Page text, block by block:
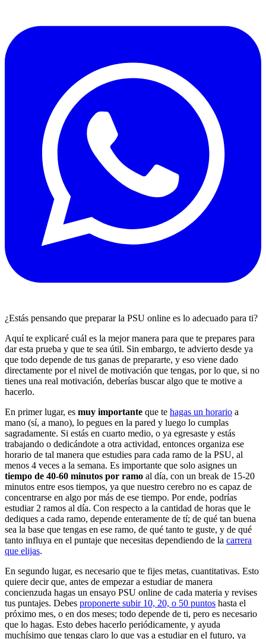
¿Estás pensando que preparar la PSU online es lo adecuado para ti?
Aquí te explicaré cuál es la mejor manera para que te prepares para
dar esta prueba y que te sea útil. Sin embargo, te advierto desde ya
que todo depende de tus ganas de prepararte, y eso viene dado
directamente por el nivel de motivación que tengas, por lo que, si no
tienes una real motivación, deberías buscar algo que te motive a
hacerlo.
En primer lugar, es muy importante que te hagas un horario a
mano (sí, a mano), lo pegues en la pared y luego lo cumplas
sagradamente. Si estás en cuarto medio, o ya egresaste y estás
trabajando o dedicándote a otra actividad, entonces organiza ese
horario de tal manera que estudies para cada ramo de la PSU, al
menos 4 veces a la semana. Es importante que solo asignes un
tiempo de 40-60 minutos por ramo al día, con un break de 15-20
minutos entre esos tiempos, ya que nuestro cerebro no es capaz de
concentrarse en algo por más de ese tiempo. Por ende, podrías
estudiar 2 ramos al día. Con respecto a la cantidad de horas que le
dediques a cada ramo, depende enteramente de tí; de qué tan buena
sea la base que tengas en ese ramo, de qué tanto te guste, y de qué
tanto influya en el puntaje que necesitas dependiendo de la carrera
que elijas.
En segundo lugar, es necesario que te fijes metas, cuantitativas. Esto
quiere decir que, antes de empezar a estudiar de manera
concienzuda hagas un ensayo PSU online de cada materia y revises
tus puntajes. Debes proponerte subir 10, 20, o 50 puntos hasta el
próximo mes, o en dos meses; todo depende de ti, pero es necesario
que lo hagas. Esto debes hacerlo periódicamente, y ayuda
muchísimo que tengas claro lo que vas a estudiar en el futuro, ya